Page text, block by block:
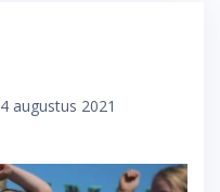
4 augustus 2021